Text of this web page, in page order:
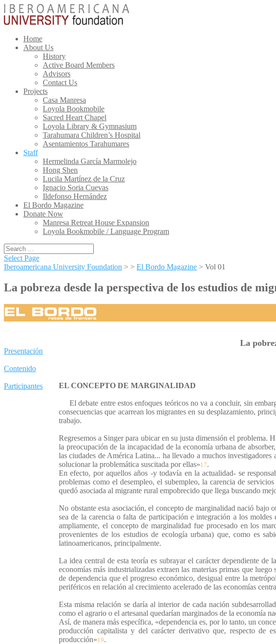
Home
About Us
History
Active Board Members
Advisors
Contact Us
Projects
Casa Manresa
Loyola Bookmobile
Sacred Heart Chapel
Loyola Library & Gymnasium
Tarahumara Children’s Hospital
Asentamientos Tarahumares
Staff
Hermelinda García Marmolejo
Hong Shen
Lucila Martínez de la Cruz
Ignacio Soria Cuevas
Ildefonso Hernández
El Bordo Magazine
Donate Now
Manresa Retreat House Expansion
Loyola Bookmobile / Language Program
Select Page
Iberoamericana University Foundation > > El Bordo Magazine > Vol 01
La pobreza desde la perspectiva de los estudios de
Presentación
Contenido
Participantes
La
EL CONCEPTO DE MARGINALIDAD
El debate entre estos enfoques teóricos no va a concluir, sin
consecuencias que acarrean los migrantes en su desplazamiento,
trabajo.
Regresemos a Singer para ubicar en su justa dimensión el problema.
la preocupación de la incapacidad de la economía urbana de
las ciudades de América Latina... ha llevado a muchos
solucionar la problemática suscitada por ellas»17.
En efecto, por aquellos años -y todavía en la actualidad- se
problemas como el desempleo, el subempleo, la carencia de
quedó asociada al migrante rural empobrecido que llega buscando
No obstante esta asociación, el concepto de marginalidad nació bajo
sea de la carencia o falta de participación e integración a los
ampliamente, el concepto de marginalidad fue procesado en los
provenientes de los estudios de ecología urbana) que, como es
latinoamericanos, principalmente.
La idea central de esta teoría es subrayar el carácter dependiente de
economías más industrializadas extraen las materias primas que
de dependencia que el progreso económico, desigual entre la
periféricos en relación al crecimiento acelerado de las economías
Esta misma relación se daría al interior de cada nación
como el agrario o el artesanal quedarían marginados de la economía
Así, de manera más específica, «dependencia es, por lo tanto, un
producción capitalista y del carácter derivativo que, respecto de
producción»19.